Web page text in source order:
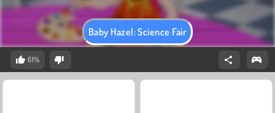
Baby Hazel: Science Fair
61%